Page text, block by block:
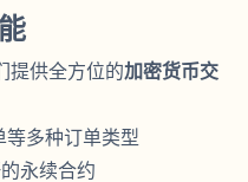
提供全方位的加密货币交
等多种订单类型
永续合约